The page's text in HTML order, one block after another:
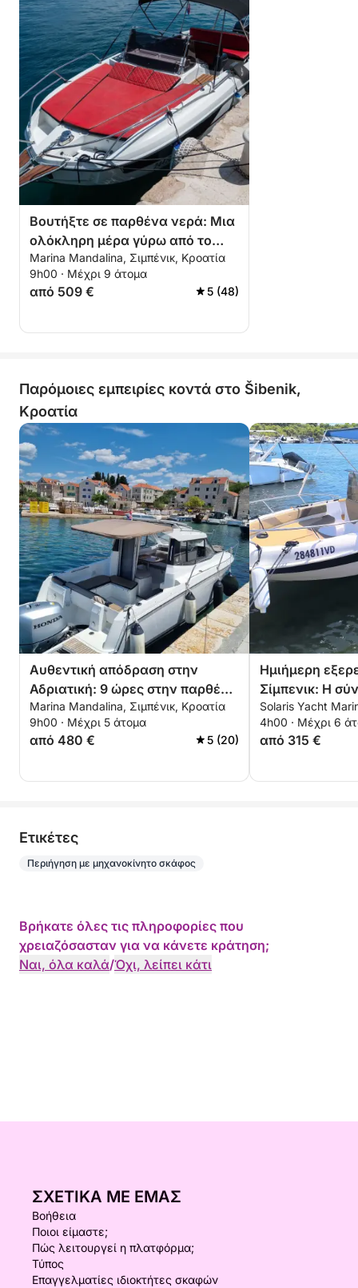
Βουτήξτε σε παρθένα νερά: Μια
ολόκληρη μέρα γύρω από το
Σίμπενικ
Marina Mandalina, Σιμπένικ, Κροατία
9h00 · Μέχρι 9 άτομα
από 509 € 5 (48)
Παρόμοιες εμπειρίες κοντά στο Šibenik,
Κροατία
Αυθεντική απόδραση στην
Αδριατική: 9 ώρες στην παρθένα
ομορφιά του Σίμπενικ
Marina Mandalina, Σιμπένικ, Κροατία
9h00 · Μέχρι 5 άτομα
από 480 € 5 (20)
Ημιήμερη
Σίμπενικ: Η
σας με
Solaris Yacht
4h00 · Μέχρι 6
από 315 €
Eτικέτες
Περιήγηση με μηχανοκίνητο σκάφος
Βρήκατε όλες τις πληροφορίες που
χρειαζόσασταν για να κάνετε κράτηση;
Ναι, όλα καλά/Όχι, λείπει κάτι
ΣΧΕΤΙΚΆ ΜΕ ΕΜΆΣ
Βοήθεια
Ποιοι είμαστε;
Πώς λειτουργεί η πλατφόρμα;
Τύπος
Επαγγελματίες ιδιοκτήτες σκαφών